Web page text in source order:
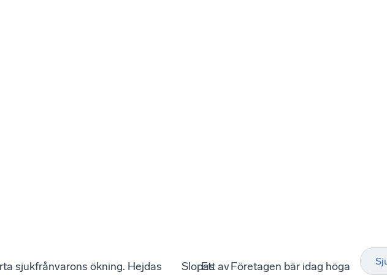
sjukfrånvarons ökning. Hejdas SlopasEtt avFöretagen bär idag höga